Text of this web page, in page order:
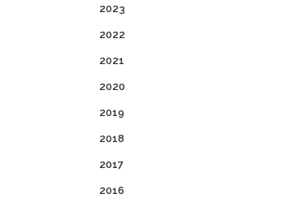
2023
2022
2021
2020
2019
2018
2017
2016